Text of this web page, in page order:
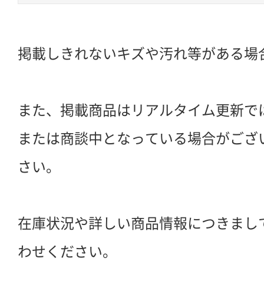
掲載しきれないキズや汚れ等がある場
また、掲載商品はリアルタイム更新
または商談中となっている場合がご
さい。
在庫状況や詳しい商品情報につきま
わせください。